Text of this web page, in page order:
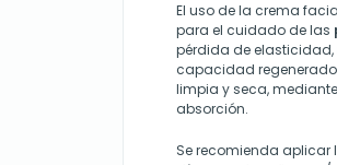
El uso de la crema
para el cuidado de las
pérdida de
capacidad
limpia y seca,
absorción.
Se recomienda aplicar